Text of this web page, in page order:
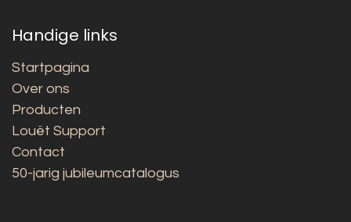
Handige links
Startpagina
Over ons
Producten
Louët Support
Contact
50-jarig jubileumcatalogus